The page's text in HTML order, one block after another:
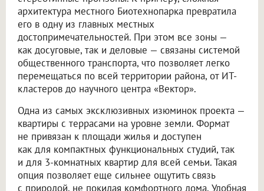
архитектура местного Биотехнопарка превратила
его в одну из главных местных
достопримечательностей. При этом все зоны —
как досуговые, так и деловые — связаны системой
общественного транспорта, что позволяет легко
перемещаться по всей территории района, от ИТ-
кластеров до научного центра «Вектор».
Одна из самых эксклюзивных изюминок проекта —
квартиры с террасами на уровне земли. Формат
не привязан к площади жилья и доступен
как для компактных функциональных студий, так
и для 3-комнатных квартир для всей семьи. Такая
опция позволяет еще сильнее ощутить связь
с природой, не покидая комфортного дома. Удобная